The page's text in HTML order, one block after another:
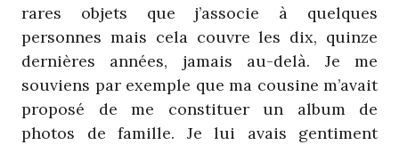
rares objets que j’associe à quelques
personnes mais cela couvre les dix, quinze
dernières années, jamais au-delà. Je me
souviens par exemple que ma cousine m’avait
proposé de me constituer un album de
photos de famille. Je lui avais gentiment